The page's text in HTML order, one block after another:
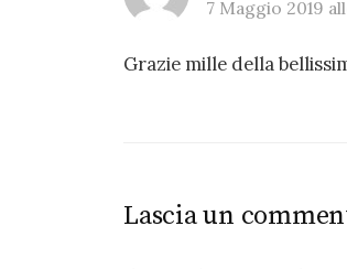
7 Maggio 2019
Grazie mille della
Lascia un